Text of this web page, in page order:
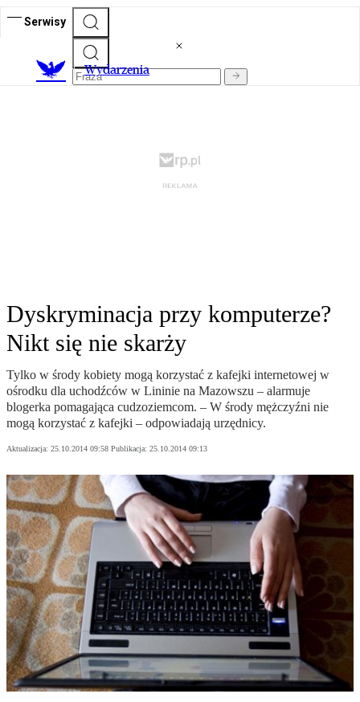
Serwisy
Wydarzenia
Dyskryminacja przy komputerze?
Nikt się nie skarży
Tylko w środy kobiety mogą korzystać z kafejki internetowej w
ośrodku dla uchodźców w Lininie na Mazowszu – alarmuje
blogerka pomagająca cudzoziemcom. – W środy mężczyźni nie
mogą korzystać z kafejki – odpowiadają urzędnicy.
Aktualizacja: 25.10.2014 09:58 Publikacja: 25.10.2014 09:13